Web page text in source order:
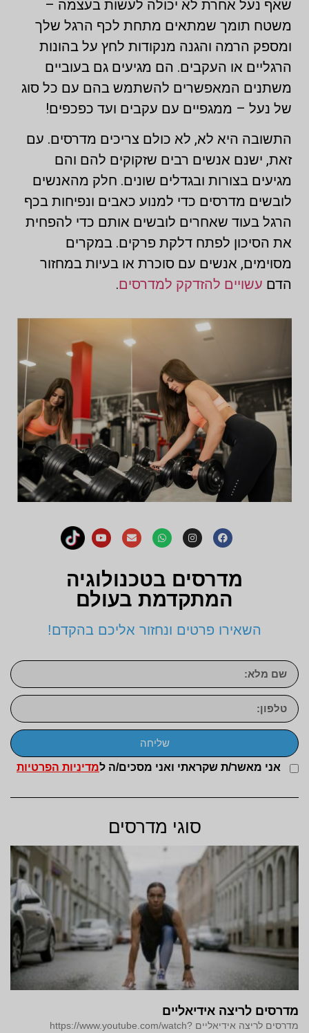
שאף נעל אחרת לא יכולה לעשות בעצמה –
משטח תומך שמתאים מתחת לכף הרגל שלך
ומספק הרמה והגנה מנקודות לחץ על בהונות
הרגליים או העקבים. הם מגיעים גם בעוביים
משתנים המאפשרים להשתמש בהם עם כל סוג
של נעל – ממגפיים עם עקבים ועד כפכפים!
התשובה היא לא, לא כולם צריכים מדרסים. עם
זאת, ישנם אנשים רבים שזקוקים להם והם
מגיעים בצורות ובגדלים שונים. חלק מהאנשים
לובשים מדרסים כדי למנוע כאבים ונפיחות בכף
הרגל בעוד שאחרים לובשים אותם כדי להפחית
את הסיכון לפתח דלקת פרקים. במקרים
מסוימים, אנשים עם סוכרת או בעיות במחזור
הדם עשויים להזדקק למדרסים.
מדרסים בטכנולוגיה
המתקדמת בעולם
השאירו פרטים ונחזור אליכם בהקדם!
אני מאשר/ת שקראתי ואני מסכים/ה למדיניות הפרטיות
שליחה
סוגי מדרסים
מדרסים לריצה אידיאליים
מדרסים לריצה אידיאליים https://www.youtube.com/watch?